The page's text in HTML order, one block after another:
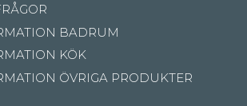
BADRUM
KÖK
ÖVRIGA PRODUKTER